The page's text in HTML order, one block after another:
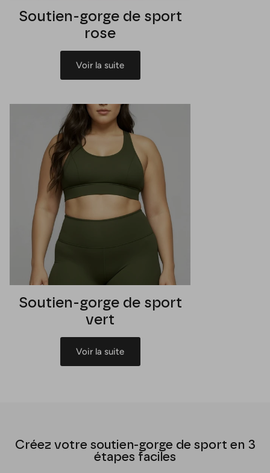
Soutien-gorge de sport
rose
Voir la suite
Soutien-gorge de sport
vert
Voir la suite
Créez votre soutien-gorge de sport en 3
étapes faciles